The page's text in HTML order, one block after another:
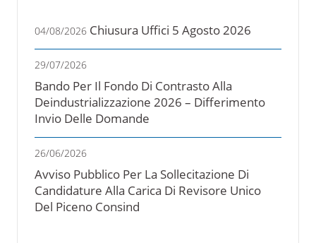
04/08/2026 Chiusura Uffici 5 Agosto 2026
29/07/2026
Bando Per Il Fondo Di Contrasto Alla
Deindustrializzazione 2026 – Differimento
Invio Delle Domande
26/06/2026
Avviso Pubblico Per La Sollecitazione Di
Candidature Alla Carica Di Revisore Unico
Del Piceno Consind